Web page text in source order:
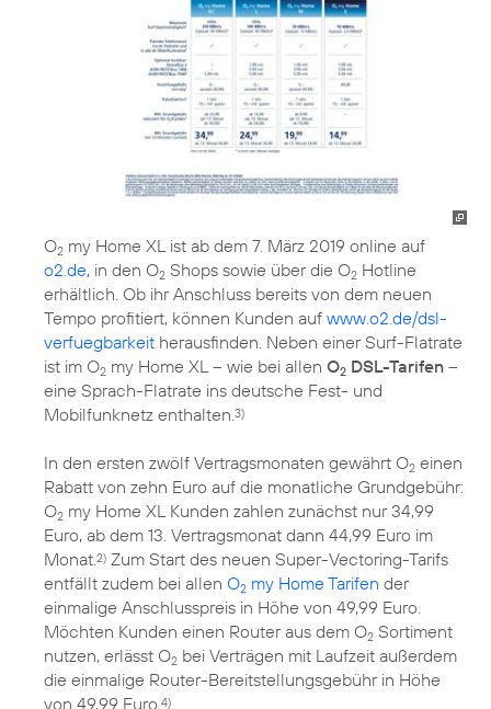
O2 my Home XL ist ab dem 7. März 2019 online auf
o2.de, in den O2 Shops sowie über die O2 Hotline
erhältlich. Ob ihr Anschluss bereits von dem neuen
Tempo profitiert, können Kunden auf www.o2.de/dsl-
verfuegbarkeit herausfinden. Neben einer Surf-Flatrate
ist im O2 my Home XL – wie bei allen O2 DSL-Tarifen –
eine Sprach-Flatrate ins deutsche Fest- und
Mobilfunknetz enthalten.3)
In den ersten zwölf Vertragsmonaten gewährt O2 einen
Rabatt von zehn Euro auf die monatliche Grundgebühr:
O2 my Home XL Kunden zahlen zunächst nur 34,99
Euro, ab dem 13. Vertragsmonat dann 44,99 Euro im
Monat.2) Zum Start des neuen Super-Vectoring-Tarifs
entfällt zudem bei allen O2 my Home Tarifen der
einmalige Anschlusspreis in Höhe von 49,99 Euro.
Möchten Kunden einen Router aus dem O2 Sortiment
nutzen, erlässt O2 bei Verträgen mit Laufzeit außerdem
die einmalige Router-Bereitstellungsgebühr in Höhe
von 49,99 Euro.4)